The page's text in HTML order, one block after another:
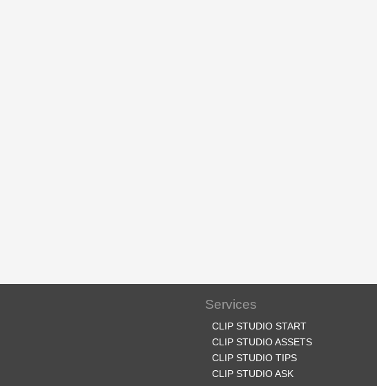
Services
CLIP STUDIO START
CLIP STUDIO ASSETS
CLIP STUDIO TIPS
CLIP STUDIO ASK